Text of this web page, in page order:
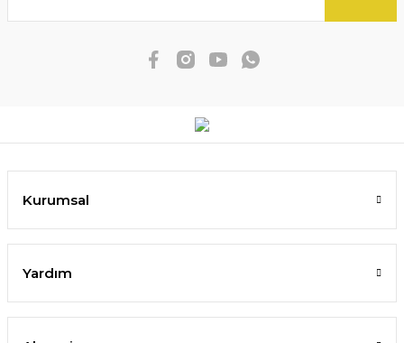
Kurumsal
Yardım